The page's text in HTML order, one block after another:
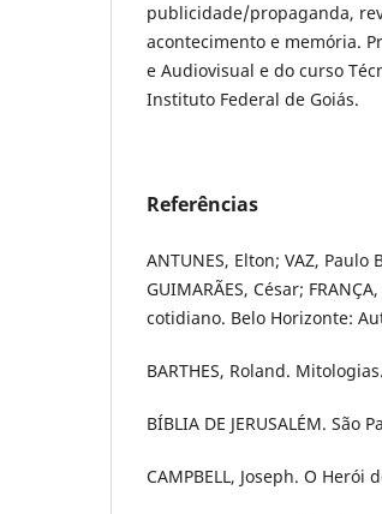
publicidade/propaganda,
acontecimento e memória.
e Audiovisual e do curso
Instituto Federal de Goiás.
Referências
ANTUNES, Elton; VAZ,
GUIMARÃES, César;
cotidiano. Belo Horizonte:
BARTHES, Roland.
BÍBLIA DE JERUSALÉM. São
CAMPBELL, Joseph. O Herói